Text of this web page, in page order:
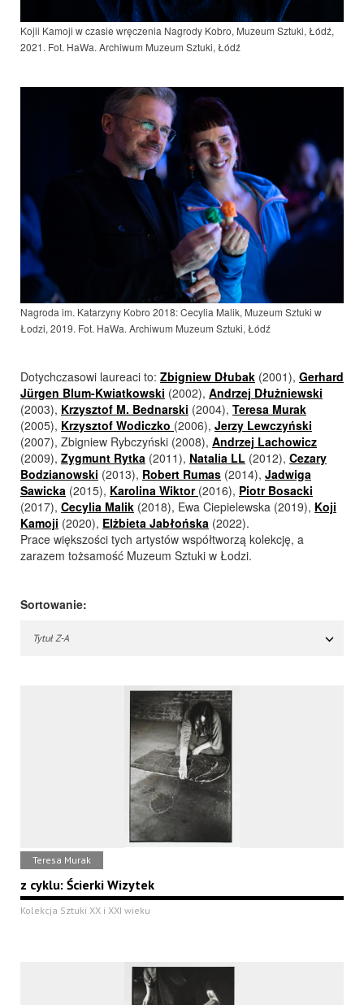
Kojii Kamoji w czasie wręczenia Nagrody Kobro, Muzeum Sztuki, Łódź,
2021. Fot. HaWa. Archiwum Muzeum Sztuki, Łódź
Nagroda im. Katarzyny Kobro 2018: Cecylia Malik, Muzeum Sztuki w
Łodzi, 2019. Fot. HaWa. Archiwum Muzeum Sztuki, Łódź
Dotychczasowi laureaci to: Zbigniew Dłubak (2001), Gerhard
Jürgen Blum-Kwiatkowski (2002), Andrzej Dłużniewski
(2003), Krzysztof M. Bednarski (2004), Teresa Murak
(2005), Krzysztof Wodiczko (2006), Jerzy Lewczyński
(2007), Zbigniew Rybczyński (2008), Andrzej Lachowicz
(2009), Zygmunt Rytka (2011), Natalia LL (2012), Cezary
Bodzianowski (2013), Robert Rumas (2014), Jadwiga
Sawicka (2015), Karolina Wiktor (2016), Piotr Bosacki
(2017), Cecylia Malik (2018), Ewa Ciepielewska (2019), Koji
Kamoji (2020), Elżbieta Jabłońska (2022).
Prace większości tych artystów współtworzą kolekcję, a
zarazem tożsamość Muzeum Sztuki w Łodzi.
Sortowanie:
Tytuł Z-A
Teresa Murak
z cyklu: Ścierki Wizytek
Kolekcja Sztuki XX i XXI wieku